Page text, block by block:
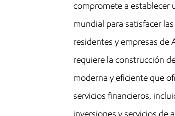
compromete a establecer
mundial para satisfacer
residentes y empresas de
requiere la construcción
moderna y eficiente que
servicios financieros,
inversiones y servicios de